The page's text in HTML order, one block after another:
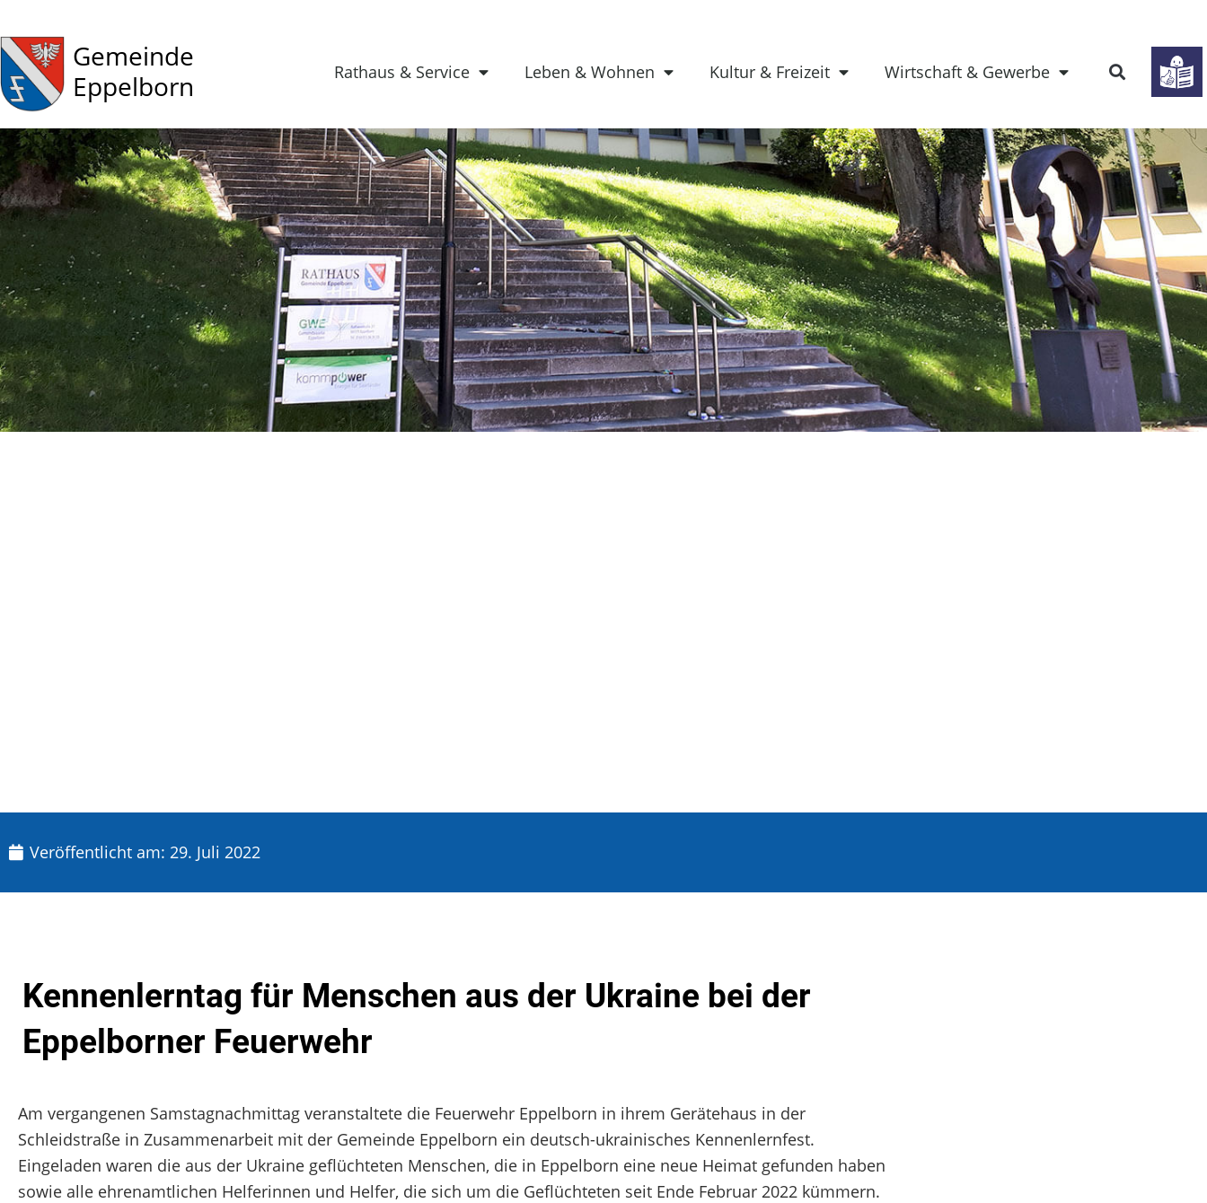
Gemeinde
Eppelborn
Rathaus & Service Leben & Wohnen Kultur & Freizeit Wirtschaft & Gewerbe
Veröffentlicht am: 29. Juli 2022
Kennenlerntag für Menschen aus der Ukraine bei der
Eppelborner Feuerwehr
Am vergangenen Samstagnachmittag veranstaltete die Feuerwehr Eppelborn in ihrem Gerätehaus in der
Schleidstraße in Zusammenarbeit mit der Gemeinde Eppelborn ein deutsch-ukrainisches Kennenlernfest.
Eingeladen waren die aus der Ukraine geflüchteten Menschen, die in Eppelborn eine neue Heimat gefunden haben
sowie alle ehrenamtlichen Helferinnen und Helfer, die sich um die Geflüchteten seit Ende Februar 2022 kümmern.